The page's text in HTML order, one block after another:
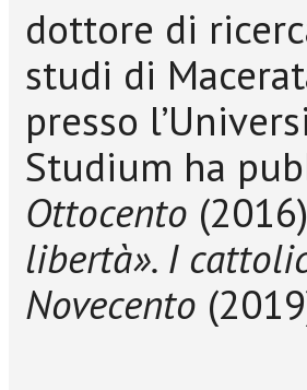
dottore di
studi di
presso
Studium ha
Ottocento
libertà». I
Novecento